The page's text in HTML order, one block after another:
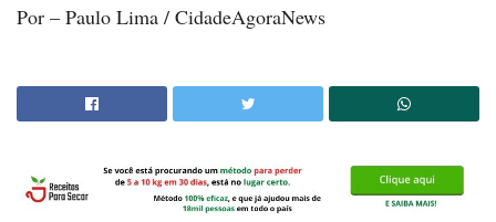
Por – Paulo Lima / CidadeAgoraNews